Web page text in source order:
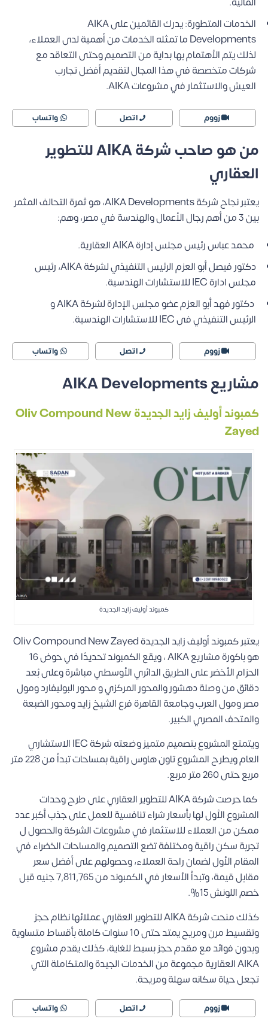
الخدمات المتطورة: يدرك القائمين على AIKA
Developments ما تمثله الخدمات من أهمية لدى العملاء،
لذلك يتم الأهتمام بها بداية من التصميم وحتى التعاقد مع
شركات متخصصة في هذا المجال لتقديم أفضل تجارب
العيش والاستثمار في مشروعات AIKA.
زووم اتصل واتساب
من هو صاحب شركة AIKA للتطوير
العقاري
يعتبر نجاح شركة AIKA Developments، هو ثمرة التحالف المثمر
بين 3 من أهم رجال الأعمال والهندسة في مصر، وهم:
محمد عباس رئيس مجلس إدارة AIKA العقارية.
دكتور فيصل أبو العزم الرئيس التنفيذي لشركة AIKA، رئيس
مجلس ادارة IEC للاستشارات الهندسية.
دكتور فهد أبو العزم عضو مجلس الإدارة لشركة AIKA و
الرئيس التنفيذي فى IEC للاستشارات الهندسية.
زووم اتصل واتساب
مشاريع AIKA Developments
كمبوند أوليف زايد الجديدة Oliv Compound New
Zayed
كمبوند أوليف زايد الجديدة
يعتبر كمبوند أوليف زايد الجديدة Oliv Compound New Zayed
هو باكورة مشاريع AIKA ، ويقع الكمبوند تحديدًا في حوض 16
الحزام الأخضر على الطريق الدائري الأوسطي مباشرة وعلى بُعد
دقائق من وصلة دهشور والمحور المركزي و محور البوليفارد ومول
مصر ومول العرب وجامعة القاهرة فرع الشيخ زايد ومحور الضبعة
والمتحف المصري الكبير.
ويتمتع المشروع بتصميم متميز وضعته شركة IEC الاستشاري
العام ويطرح المشروع تاون هاوس راقية بمساحات تبدأ من 228 متر
مربع حتى 260 متر مربع.
كما حرصت شركة AIKA للتطوير العقاري على طرح وحدات
المشروع الأول لها بأسعار شراء تنافسية للعمل على جذب أكبر عدد
ممكن من العملاء للاستثمار في مشروعات الشركة والحصول ل
تجربة سكن راقية ومختلفة تضع التصميم والمساحات الخضراء في
المقام الأول لضمان راحة العملاء، وحصولهم على أفضل سعر
مقابل قيمة، وتبدأ الأسعار في الكمبوند من 7,811,765 جنيه قبل
خصم اللونش 15%.
كذلك منحت شركة AIKA للتطوير العقاري عملائها نظام حجز
وتقسيط مرن ومريح يمتد حتى 10 سنوات كاملة بأقساط متساوية
وبدون فوائد مع مقدم حجز بسيط للغاية، كذلك يقدم مشروع
AIKA العقارية مجموعة من الخدمات الجيدة والمتكاملة التي
تجعل حياة سكانه سهلة ومريحة.
زووم اتصل واتساب